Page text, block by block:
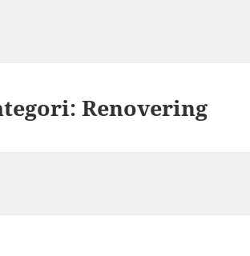
Renovering